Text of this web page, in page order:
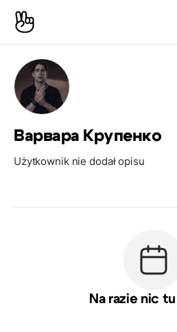
Варвара Крупенко
Użytkownik nie dodał opisu
Na razie nic